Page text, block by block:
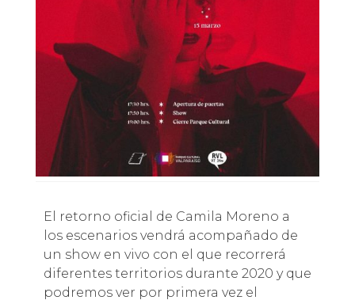
El retorno oficial de Camila Moreno a
los escenarios vendrá acompañado de
un show en vivo con el que recorrerá
diferentes territorios durante 2020 y que
podremos ver por primera vez el